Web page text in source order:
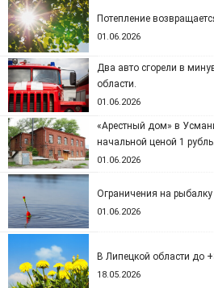
Потепление
01.06.2026
Два авто сгорели в
области.
01.06.2026
«Арестный дом» в
начальной ценой 1 рубль.
01.06.2026
Ограничения на
01.06.2026
В Липецкой области до
18.05.2026